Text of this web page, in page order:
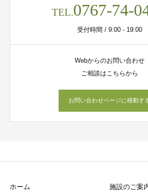
TEL.0767-74-
受付時間 / 9:00 - 19:00
Webからのお問い合わせ
ご相談はこちらから
お問い合わせページに移動す
ホーム 施設のご案
施設案内 電話